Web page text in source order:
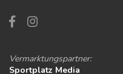
Vermarktungspartner:
Sportplatz Media